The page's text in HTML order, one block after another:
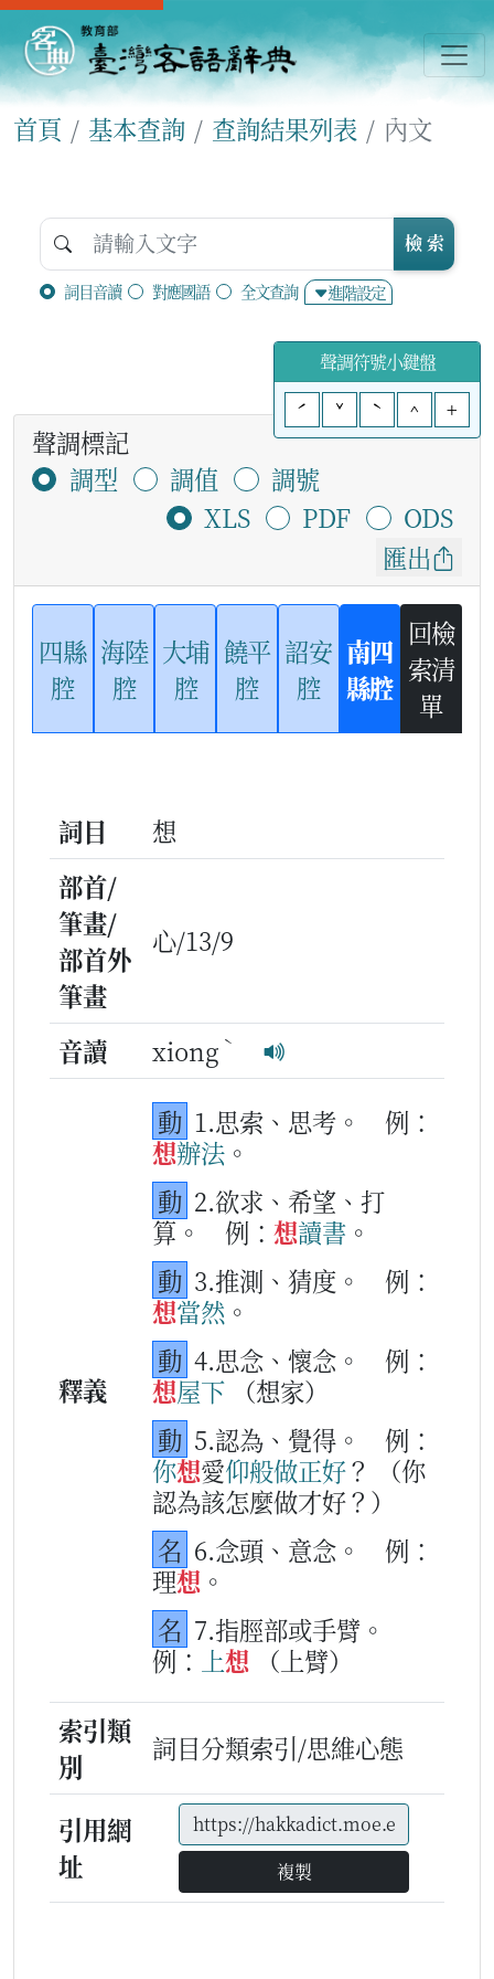
首頁 基本查詢 查詢結果列表 內文
詞目音讀 對應國語 全文查詢 進階設定
檢 索
聲調符號小鍵盤
ˊ
ˇ ˋ ^ +
聲調標記
調型
調值
調號
XLS
PDF
ODS
匯出
四縣
腔
海陸
腔
大埔
腔
饒平
腔
詔安
腔
南四
縣腔
回檢
索清
單
詞目
想
部首/
筆畫/
部首外
筆畫
心/13/9
音讀 xiong ˋ
釋義
動 1.思索、思考。
例：
想辦法 。
動 2.欲求、希望、打
算。
例： 想讀書 。
動 3.推測、猜度。
例：
想當然 。
動 4.思念、懷念。
例：
想屋下
（想家）
動 5.認為、覺得。
例：
你想愛仰般做正好？
（你
認為該怎麼做才好？）
名 6.念頭、意念。
例：
理想 。
名 7.指脛部或手臂。
例： 上想
（上臂）
索引類
別
詞目分類索引/思維心態
引用網
址
複製